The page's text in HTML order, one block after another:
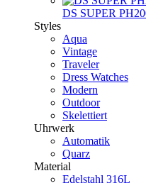
DS SUPER
Styles
Aqua
Vintage
Traveler
Dress Watches
Modern
Outdoor
Skelettiert
Uhrwerk
Automatik
Quarz
Material
Edelstahl 316L